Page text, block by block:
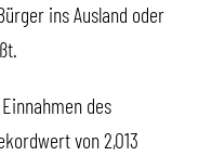
ins Ausland oder
des
von 2,013